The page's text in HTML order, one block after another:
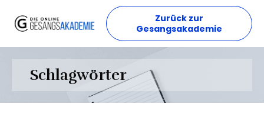
Zurück zur
Gesangsakademie
Schlagwörter